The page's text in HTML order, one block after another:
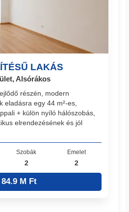
LAKÁS
Alsórákos
részén, modern
eladásra egy 44 m²-es,
+ külön nyíló hálószobás,
elrendezésének és jól
Szobák
2
Emelet
2
84.9 M Ft